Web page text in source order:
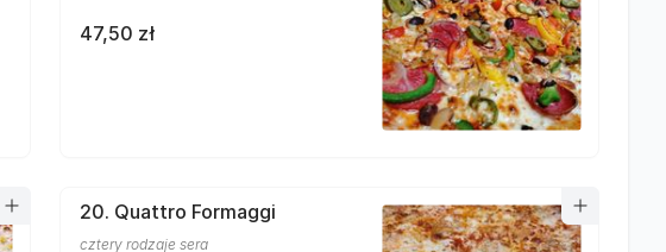
47,50 zł
20. Quattro Formaggi
cztery rodzaje sera